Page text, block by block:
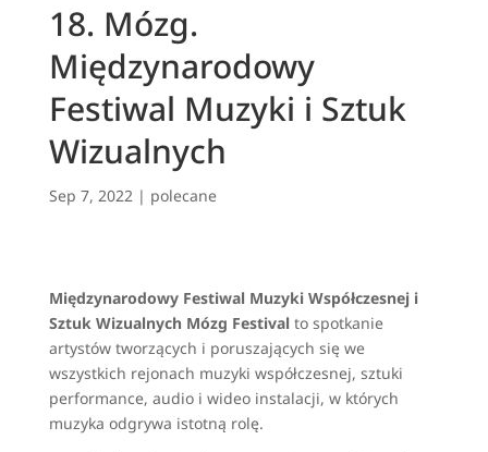
18. Mózg.
Międzynarodowy
Festiwal Muzyki i Sztuk
Wizualnych
Sep 7, 2022| polecane
Międzynarodowy Festiwal Muzyki Współczesnej i
Sztuk Wizualnych Mózg Festival to spotkanie
artystów tworzących i poruszających się we
wszystkich rejonach muzyki współczesnej, sztuki
performance, audio i wideo instalacji, w których
muzyka odgrywa istotną rolę.